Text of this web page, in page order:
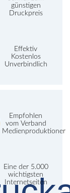
günstigen
Druckpreis
Effektiv
Kostenlos
Unverbindlich
Empfohlen
vom Verband
Medienproduktioner
Eine der 5.000
wichtigsten
Internetseiten